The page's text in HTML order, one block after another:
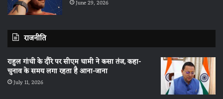
June 29, 2026
राजनीति
राहुल गांधी के दौरे पर सीएम धामी ने कसा तंज, कहा-
चुनाव के समय लगा रहता है आना-जाना
July 11, 2026